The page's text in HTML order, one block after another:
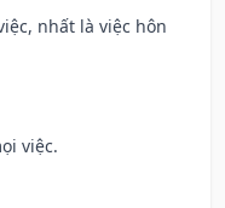
nhất là việc hôn
việc.